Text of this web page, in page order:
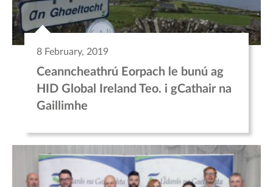
8 February, 2019
Ceanncheathrú Eorpach le bunú ag
HID Global Ireland Teo. i gCathair na
Gaillimhe